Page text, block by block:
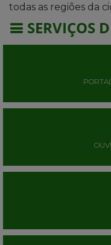
todas as regiões da
SERVIÇOS